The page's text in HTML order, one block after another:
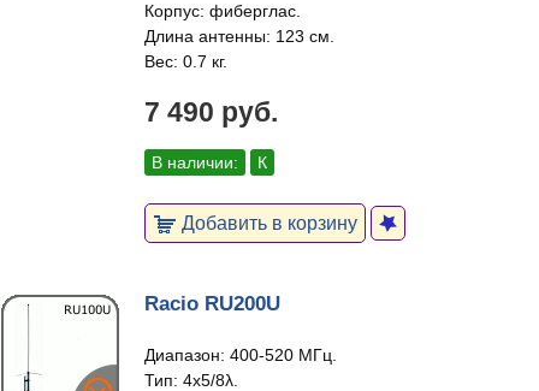
Корпус: фиберглас.
Длина антенны: 123 см.
Вес: 0.7 кг.
7 490 руб.
В наличии: К
Добавить в корзину
Racio RU200U
Диапазон: 400-520 МГц.
Тип: 4x5/8λ.